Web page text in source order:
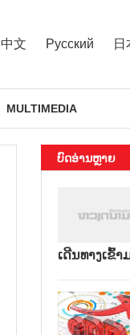
中文 Русский 日
MULTIMEDIA
ບົດອ່ານຫຼາຍ
ເດີນທາງເຂົ້